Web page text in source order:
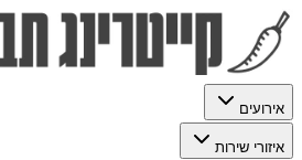
אירועים
איזורי שירות